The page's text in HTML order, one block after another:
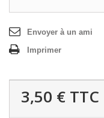
Envoyer à un ami
Imprimer
3,50 € TTC